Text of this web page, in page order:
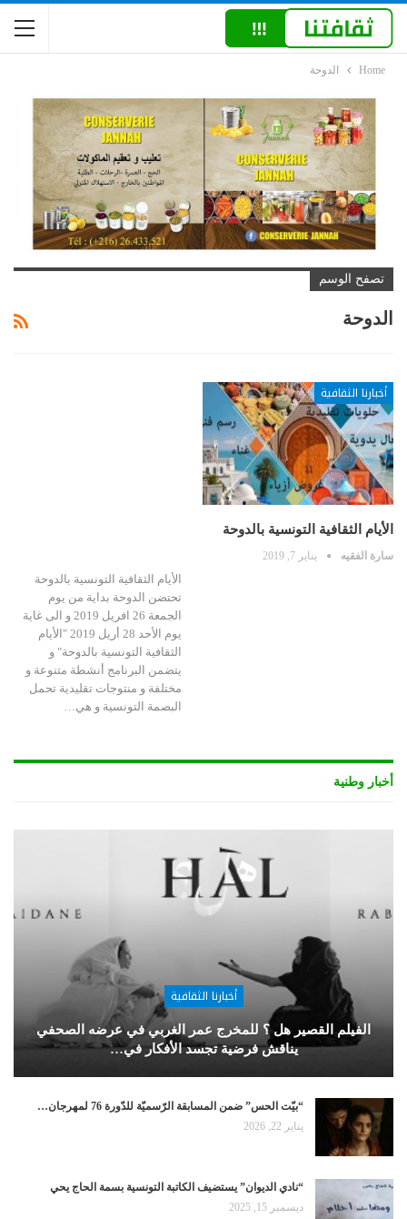
Home الدوحة
تصفح الوسم
الدوحة
أخبارنا الثقافية
الأيام الثقافية التونسية بالدوحة
سارة الفقيه يناير 7, 2019
الأيام الثقافية التونسية بالدوحة
تحتضن الدوحة بداية من يوم
الجمعة 26 افريل 2019 و الى غاية
يوم الأحد 28 أريل 2019 "الأيام
الثقافية التونسية بالدوحة" و
يتضمن البرنامج أنشطة متنوعة و
مختلفة و منتوجات تقليدية تحمل
البصمة التونسية و هي…
أخبار وطنية
أخبارنا الثقافية
الفيلم القصير هل ؟ للمخرج عمر الغربي في عرضه الصحفي
يناقش فرضية تجسد الأفكار في…
“بيّت الحس” ضمن المسابقة الرّسميّة للدّورة 76 لمهرجان…
يناير 22, 2026
“نادي الديوان” يستضيف الكاتبة التونسية بسمة الحاج يحي
ديسمبر 15, 2025